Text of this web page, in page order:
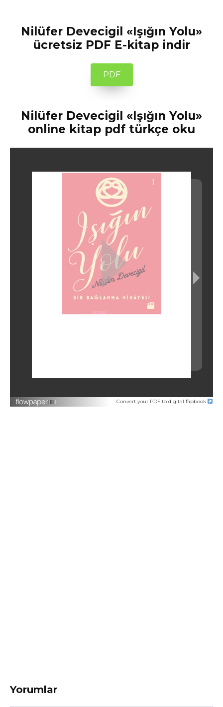
Nilüfer Devecigil «Işığın Yolu»
ücretsiz PDF E-kitap indir
PDF
Nilüfer Devecigil «Işığın Yolu»
online kitap pdf türkçe oku
Convert your PDF to digital flipbook
Yorumlar